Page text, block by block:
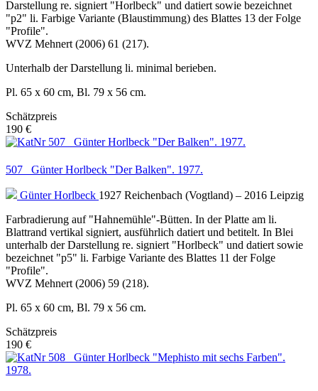
Darstellung re. signiert "Horlbeck" und datiert sowie bezeichnet
"p2" li. Farbige Variante (Blaustimmung) des Blattes 13 der Folge
"Profile".
WVZ Mehnert (2006) 61 (217).
Unterhalb der Darstellung li. minimal berieben.
Pl. 65 x 60 cm, Bl. 79 x 56 cm.
Schätzpreis
190 €
507 Günter Horlbeck "Der Balken". 1977.
Günter Horlbeck 1927 Reichenbach (Vogtland) – 2016 Leipzig
Farbradierung auf "Hahnemühle"-Bütten. In der Platte am li.
Blattrand vertikal signiert, ausführlich datiert und betitelt. In Blei
unterhalb der Darstellung re. signiert "Horlbeck" und datiert sowie
bezeichnet "p5" li. Farbige Variante des Blattes 11 der Folge
"Profile".
WVZ Mehnert (2006) 59 (218).
Pl. 65 x 60 cm, Bl. 79 x 56 cm.
Schätzpreis
190 €